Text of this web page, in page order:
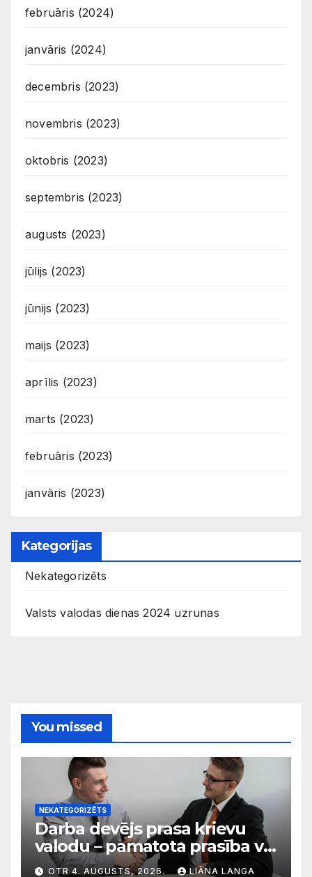
februāris (2024)
janvāris (2024)
decembris (2023)
novembris (2023)
oktobris (2023)
septembris (2023)
augusts (2023)
jūlijs (2023)
jūnijs (2023)
maijs (2023)
aprīlis (2023)
marts (2023)
februāris (2023)
janvāris (2023)
Kategorijas
Nekategorizēts
Valsts valodas dienas 2024 uzrunas
You missed
NEKATEGORIZĒTS
Darba devējs prasa krievu
valodu – pamatota prasība vai
diskriminācija? Skaidro VDI
OTR 4. AUGUSTS, 2026. LIĀNA LANGA